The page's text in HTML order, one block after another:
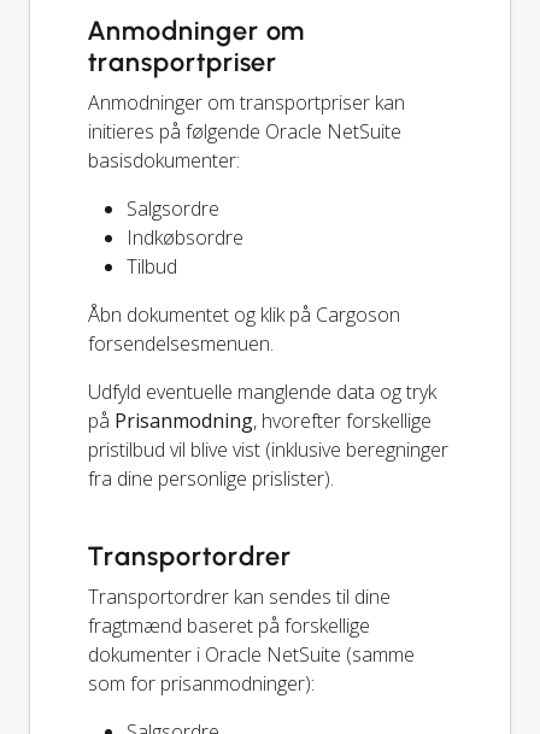
Anmodninger om
transportpriser
Anmodninger om transportpriser kan
initieres på følgende Oracle NetSuite
basisdokumenter:
Salgsordre
Indkøbsordre
Tilbud
Åbn dokumentet og klik på Cargoson
forsendelsesmenuen.
Udfyld eventuelle manglende data og tryk
på Prisanmodning, hvorefter forskellige
pristilbud vil blive vist (inklusive beregninger
fra dine personlige prislister).
Transportordrer
Transportordrer kan sendes til dine
fragtmænd baseret på forskellige
dokumenter i Oracle NetSuite (samme
som for prisanmodninger):